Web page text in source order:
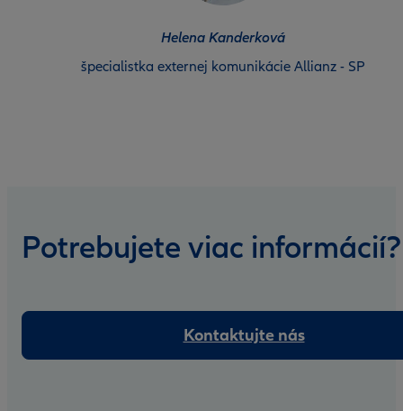
Helena Kanderková
špecialistka externej komunikácie Allianz - SP
Potrebujete viac informácií?
Kontaktujte nás